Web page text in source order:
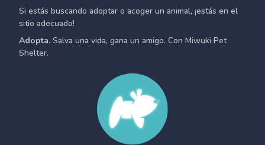
Si estás buscando adoptar o acoger un animal, ¡estás en el
sitio adecuado!
Adopta. Salva una vida, gana un amigo. Con Miwuki Pet
Shelter.